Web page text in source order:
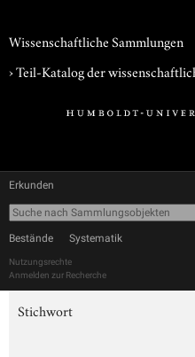
Wissenschaftliche Sammlungen
› Teil-Katalog der
Erkunden
Bestände Systematik
Nutzungsrechte
Anmelden zur Recherche
Stichwort